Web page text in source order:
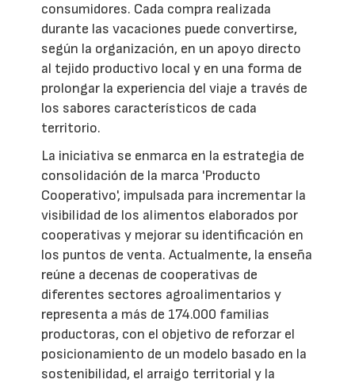
consumidores. Cada compra realizada
durante las vacaciones puede convertirse,
según la organización, en un apoyo directo
al tejido productivo local y en una forma de
prolongar la experiencia del viaje a través de
los sabores característicos de cada
territorio.
La iniciativa se enmarca en la estrategia de
consolidación de la marca 'Producto
Cooperativo', impulsada para incrementar la
visibilidad de los alimentos elaborados por
cooperativas y mejorar su identificación en
los puntos de venta. Actualmente, la enseña
reúne a decenas de cooperativas de
diferentes sectores agroalimentarios y
representa a más de 174.000 familias
productoras, con el objetivo de reforzar el
posicionamiento de un modelo basado en la
sostenibilidad, el arraigo territorial y la